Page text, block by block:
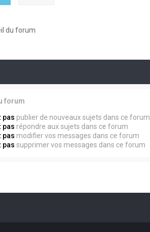
du forum
forum
pas publier de nouveaux sujets dans ce forum
pas répondre aux sujets dans ce forum
pas modifier vos messages dans ce forum
pas supprimer vos messages dans ce forum